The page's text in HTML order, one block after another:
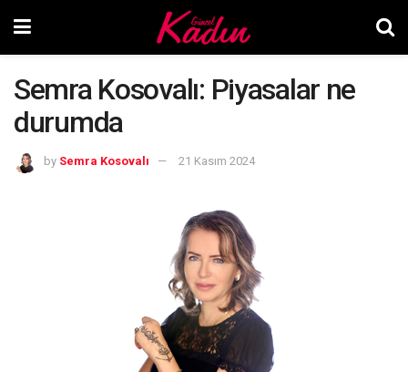
Semra Kosovalı: Piyasalar ne
durumda
by Semra Kosovalı 21 Kasım 2024